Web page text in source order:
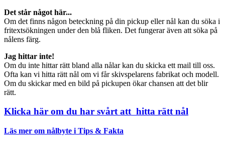
Det står något här...
Om det finns någon beteckning på din pickup eller nål kan du söka i
fritextsökningen under den blå fliken. Det fungerar även att söka på
nålens färg.
Jag hittar inte!
Om du inte hittar rätt bland alla nålar kan du skicka ett mail till oss.
Ofta kan vi hitta rätt nål om vi får skivspelarens fabrikat och modell.
Om du skickar med en bild på pickupen ökar chansen att det blir
rätt.
Klicka här om du har svårt att hitta rätt nål
Läs mer om nålbyte i Tips & Fakta